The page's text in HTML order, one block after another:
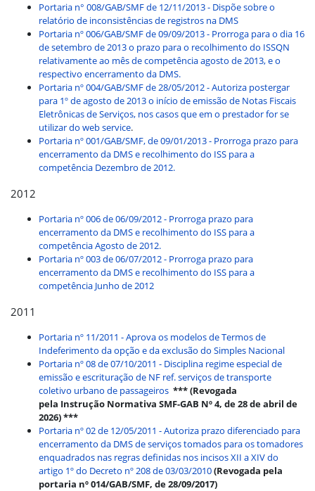
Portaria n° 008/GAB/SMF de 12/11/2013 - Dispõe sobre o
relatório de inconsistências de registros na DMS
Portaria nº 006/GAB/SMF de 09/09/2013 - Prorroga para o dia 16
de setembro de 2013 o prazo para o recolhimento do ISSQN
relativamente ao mês de competência agosto de 2013, e o
respectivo encerramento da DMS.
Portaria nº 004/GAB/SMF de 28/05/2012 -Autoriza postergar
para 1º de agosto de 2013 o início de emissão de Notas Fiscais
Eletrônicas de Serviços, nos casos que em o prestador for se
utilizar do web service.
Portaria nº 001/GAB/SMF, de 09/01/2013 - Prorroga prazo para
encerramento da DMS e recolhimento do ISS para a
competência Dezembro de 2012.
2012
Portaria nº 006 de 06/09/2012 - Prorroga prazo para
encerramento da DMS e recolhimento do ISS para a
competência Agosto de 2012.
Portaria nº 003 de 06/07/2012 - Prorroga prazo para
encerramento da DMS e recolhimento do ISS para a
competência Junho de 2012
2011
Portaria nº 11/2011 - Aprova os modelos de Termos de
Indeferimento da opção e da exclusão do Simples Nacional
Portaria nº 08 de 07/10/2011 - Disciplina regime especial de
emissão e escrituração de NF ref. serviços de transporte
coletivo urbano de passageiros *** (Revogada
pela Instrução Normativa SMF-GAB Nº 4, de 28 de abril de
2026) ***
Portaria nº 02 de 12/05/2011 - Autoriza prazo diferenciado para
encerramento da DMS de serviços tomados para os tomadores
enquadrados nas regras definidas nos incisos XII a XIV do
artigo 1º do Decreto nº 208 de 03/03/2010(Revogada pela
portaria nº 014/GAB/SMF, de 28/09/2017)